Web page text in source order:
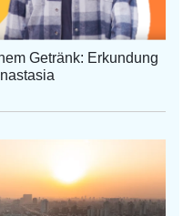
Getränk: Erkundung